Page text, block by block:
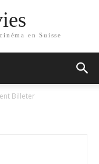
en Suisse
Billeter